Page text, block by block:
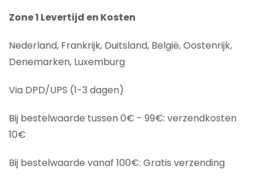
Zone 1 Levertijd en Kosten
Nederland, Frankrijk, Duitsland, België, Oostenrijk,
Denemarken, Luxemburg
Via DPD/UPS (1-3 dagen)
Bij bestelwaarde tussen 0€ - 99€: verzendkosten
10€
Bij bestelwaarde vanaf 100€: Gratis verzending